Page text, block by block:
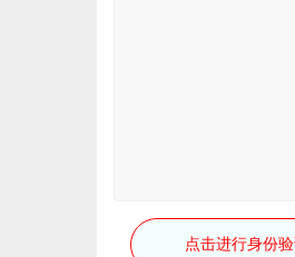
点击进行身份